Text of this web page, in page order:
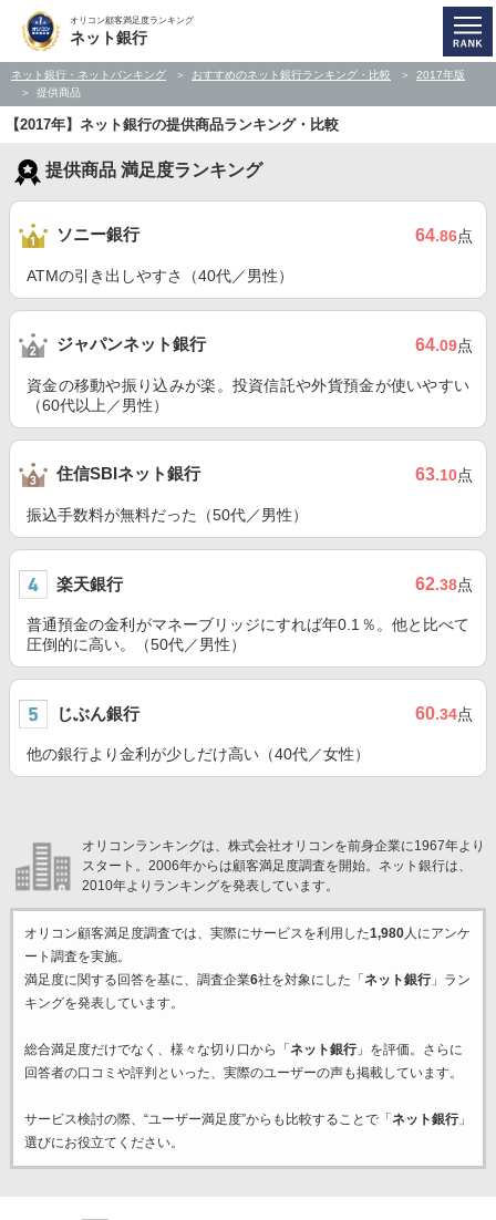
オリコン顧客満足度ランキング
ネット銀行
ネット銀行・ネットバンキング おすすめのネット銀行ランキング・比較
2017年版
提供商品
【2017年】ネット銀行の提供商品ランキング・比較
提供商品 満足度ランキング
ソニー銀行 64.86点
ATMの引き出しやすさ（40代／男性）
ジャパンネット銀行 64.09点
資金の移動や振り込みが楽。投資信託や外貨預金が使いやすい
（60代以上／男性）
住信SBIネット銀行 63.10点
振込手数料が無料だった（50代／男性）
楽天銀行 62.38点
普通預金の金利がマネーブリッジにすれば年0.1％。他と比べて
圧倒的に高い。（50代／男性）
じぶん銀行 60.34点
他の銀行より金利が少しだけ高い（40代／女性）
オリコンランキングは、株式会社オリコンを前身企業に1967年より
スタート。2006年からは顧客満足度調査を開始。ネット銀行は、
2010年よりランキングを発表しています。
オリコン顧客満足度調査では、実際にサービスを利用した1,980人にアンケ
ート調査を実施。
満足度に関する回答を基に、調査企業6社を対象にした「 ネット銀行」ラン
キングを発表しています。
総合満足度だけでなく、様々な切り口から「 ネット銀行」を評価。さらに
回答者の口コミや評判といった、実際のユーザーの声も掲載しています。
サービス検討の際、“ユーザー満足度”からも比較することで「 ネット銀行」
選びにお役立てください。